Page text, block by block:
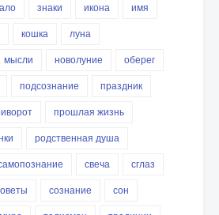
знаки икона
имя
кошка
луна
мысли новолуние
оберег
подсознание
праздник
прошлая жизнь
родственная душа
свеча
сглаз
сознание
сон